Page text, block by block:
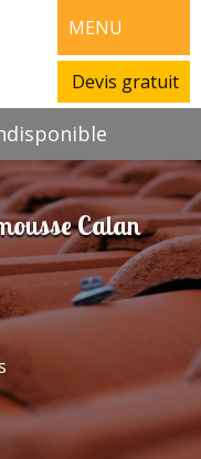
MENU
Devis gratuit
Calan